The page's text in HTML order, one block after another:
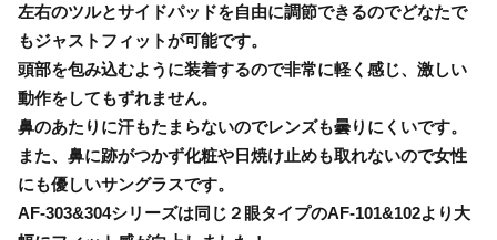
左右のツルとサイドパッドを自由に調節できるのでどなたで
もジャストフィットが可能です。
頭部を包み込むように装着するので非常に軽く感じ、激しい
動作をしてもずれません。
鼻のあたりに汗もたまらないのでレンズも曇りにくいです。
また、鼻に跡がつかず化粧や日焼け止めも取れないので女性
にも優しいサングラスです。
AF-303&304シリーズは同じ２眼タイプのAF-101&102より大